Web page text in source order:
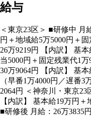
給与
＜東京23区＞ ■研修中 月
円＋地域給5万5000円＋
26万9219円 【内訳】 基
当5000円＋固定残業代1
30万9064円 【内訳】 基
（早番1万4000円／遅番
2064円 ＜神奈川・東京23
【内訳】 基本給19万円
■研修後 月給：26万3835